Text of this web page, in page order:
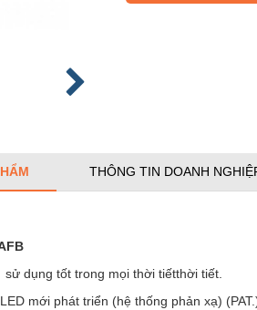
THÔNG TIN DOANH
dụng tốt trong mọi thời tiếtthời tiết.
mới phát triển (hệ thống phản xạ)